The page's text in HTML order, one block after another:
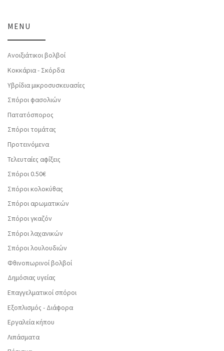
MENU
Ανοιξιάτικοι βολβοί
Κοκκάρια - Σκόρδα
Υβρίδια μικροσυσκευασίες
Σπόροι φασολιών
Πατατόσπορος
Σπόροι τομάτας
Προτεινόμενα
Τελευταίες αφίξεις
Σπόροι 0.50€
Σπόροι κολοκύθας
Σπόροι αρωματικών
Σπόροι γκαζόν
Σπόροι λαχανικών
Σπόροι λουλουδιών
Φθινοπωρινοί βολβοί
Δημόσιας υγείας
Επαγγελματικοί σπόροι
Εξοπλισμός - Διάφορα
Εργαλεία κήπου
Λιπάσματα